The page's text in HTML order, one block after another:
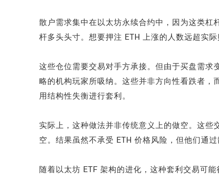
散户需求集中在以太坊永续合约中，因为这类
杆多头头寸。想要押注 ETH 上涨的人数远超实
这些仓位需要交易对手方承接。但由于买盘需
略的机构玩家所吸纳。这些并非方向性看跌者
用结构性失衡进行套利。
实际上，这种做法并非传统意义上的做空。这
空。结果虽然不承受 ETH 价格风险，但他们通
随着以太坊 ETF 架构的进化，这种套利交易可